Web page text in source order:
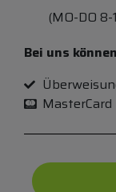
(MO-DO 8-
Bei uns
MasterCard